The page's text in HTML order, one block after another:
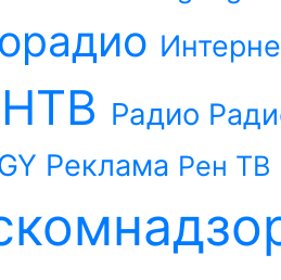
НТВ Радио
Реклама Рен ТВ